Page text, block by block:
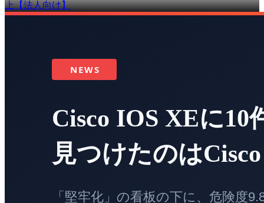
上【法人向け】